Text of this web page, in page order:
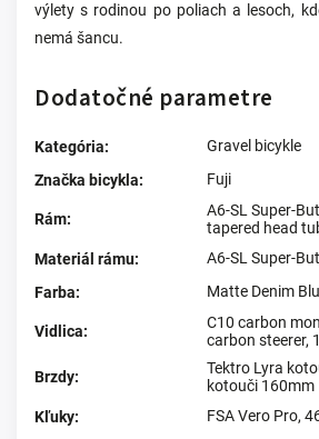
výlety s rodinou po poliach a lesoch,
nemá šancu.
Dodatočné parametre
Kategória:
Gravel bicykle
Značka bicykla: Fuji
Rám:
A6-SL Super-
tapered head
Materiál rámu:
A6-SL Super-
Farba: Matte Denim
Vidlica:
C10 carbon
carbon steerer,
Brzdy:
Tektro Lyra
kotouči 160mm
Kľuky:
FSA Vero Pro,